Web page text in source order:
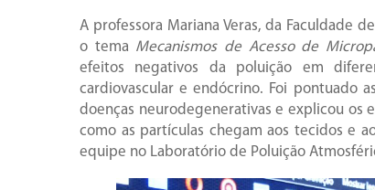
A professora Mariana Veras, da Faculdade
o tema Mecanismos de Acesso de
efeitos negativos da poluição em
cardiovascular e endócrino. Foi pontuado
doenças neurodegenerativas e explicou os
como as partículas chegam aos tecidos e
equipe no Laboratório de Poluição